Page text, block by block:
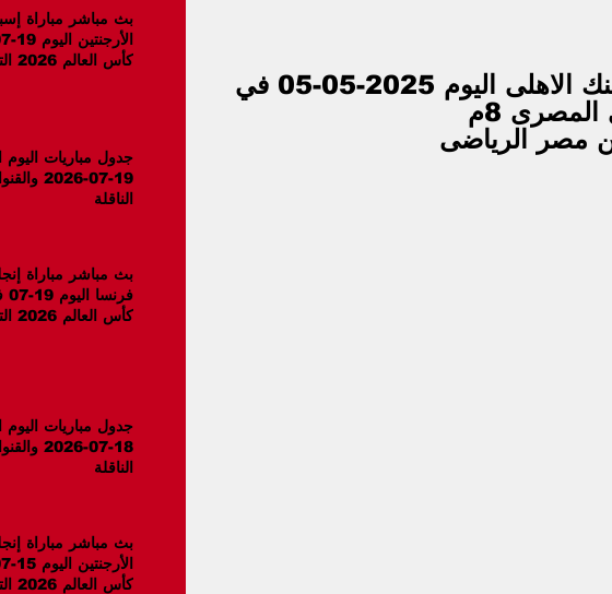
بث مباشر مباراة
كأس
جدول مباريات اليوم
19-07-2026
الناقلة
بث مباشر مباراة
كأس
جدول مباريات
18-07-2026
الناقلة
بث مباشر مباراة
كأس
بث مباشر مباراة الزمالك والبنك الاهلى اليوم 2025-05-05 في
المصرى 8م
مصر الرياضى